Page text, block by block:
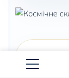
1981-
ОТ